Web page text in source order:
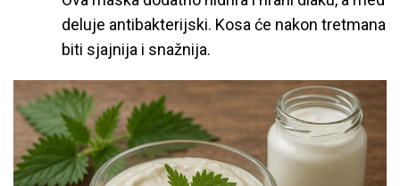
deluje antibakterijski. Kosa će nakon tretmana
biti sjajnija i snažnija.